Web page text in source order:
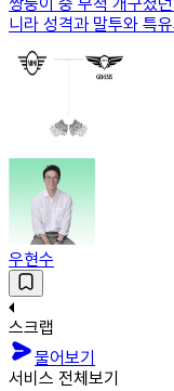
니라 성격과 말투와 특
우현수
스크랩
물어보기
서비스 전체보기